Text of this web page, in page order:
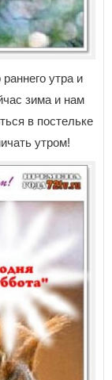
утра и
зима и нам
в постельке
утром!